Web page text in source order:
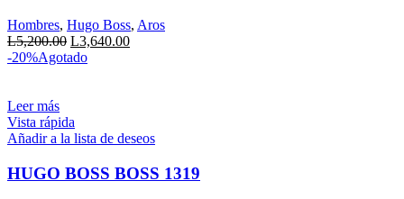
Hombres, Hugo Boss, Aros
L5,200.00 El
precio
L3,640.00El
-20%Agotado
Leer más
Vista rápida
Añadir a la lista de deseos
HUGO BOSS BOSS 1319